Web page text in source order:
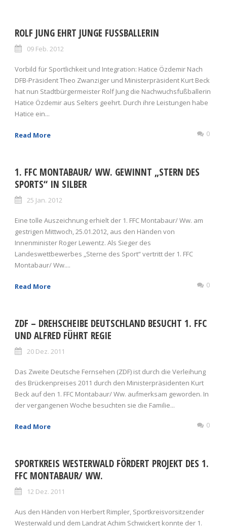
ROLF JUNG EHRT JUNGE FUSSBALLERIN
09 Feb. 2012
Vorbild für Sportlichkeit und Integration: Hatice Özdemir Nach
DFB-Präsident Theo Zwanziger und Ministerpräsident Kurt Beck
hat nun Stadtbürgermeister Rolf Jung die Nachwuchsfußballerin
Hatice Özdemir aus Selters geehrt. Durch ihre Leistungen habe
Hatice ein...
Read More 0
1. FFC MONTABAUR/ WW. GEWINNT „STERN DES
SPORTS“ IN SILBER
25 Jan. 2012
Eine tolle Auszeichnung erhielt der 1. FFC Montabaur/ Ww. am
gestrigen Mittwoch, 25.01.2012, aus den Händen von
Innenminister Roger Lewentz. Als Sieger des
Landeswettbewerbes „Sterne des Sport“ vertritt der 1. FFC
Montabaur/ Ww....
Read More 0
ZDF – DREHSCHEIBE DEUTSCHLAND BESUCHT 1. FFC
UND ALFRED FÜHRT REGIE
20 Dez. 2011
Das Zweite Deutsche Fernsehen (ZDF) ist durch die Verleihung
des Brückenpreises 2011 durch den Ministerpräsidenten Kurt
Beck auf den 1. FFC Montabaur/ Ww. aufmerksam geworden. In
der vergangenen Woche besuchten sie die Familie...
Read More 0
SPORTKREIS WESTERWALD FÖRDERT PROJEKT DES 1.
FFC MONTABAUR/ WW.
12 Dez. 2011
Aus den Händen von Herbert Rimpler, Sportkreisvorsitzender
Westerwald und dem Landrat Achim Schwickert konnte der 1.